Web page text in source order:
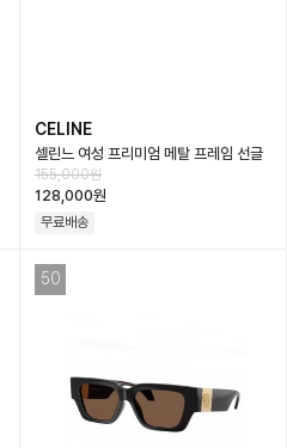
CELINE
셀린느 여성 프리미엄 메탈 프레임 선글
라스 - Celine Womens Premium
Me…
155,000원
128,000원
무료배송
50